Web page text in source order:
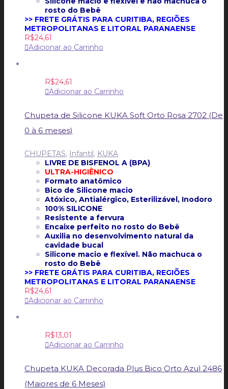
rosto do Bebê
>> FRETE GRÁTIS PARA CURITIBA, REGIÕES
METROPOLITANAS E LITORAL PARANAENSE
R$24,61
Adicionar ao Carrinho
R$24,61
Adicionar ao Carrinho
Chupeta de Silicone KUKA Soft Orto Rosa 2702 (De
0 à 6 meses)
CHUPETAS, Infantil, KUKA
LIVRE DE BISFENOL A (BPA)
ULTRA-HIGIÊNICO
Formato anatômico
Bico de Silicone macio
Atóxico, Antialérgico, Esterilizável, Inodoro
100% SILICONE
Resistente a fervura
Encaixe perfeito no rosto do Bebê
Auxilia no desenvolvimento natural da
cavidade bucal
Silicone macio e flexível. Não machuca o
rosto do Bebê
>> FRETE GRÁTIS PARA CURITIBA, REGIÕES
METROPOLITANAS E LITORAL PARANAENSE
R$24,61
Adicionar ao Carrinho
R$13,01
Adicionar ao Carrinho
Chupeta KUKA Decorada Plus Bico Orto Azul 2486
(Maiores de 6 Meses)